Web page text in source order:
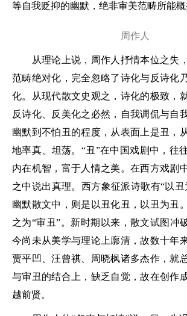
等自我贬抑的幽默，绝非审美范畴所能概
周作人
从理论上说，周作人抒情本位之失
范畴绝对化，完全忽略了诗化与反诗化
化。从现代散文史观之，诗化的极致，
反诗化、反美化之必然，自我调侃与自
幽默到不怕丑的程度，从表面上是丑，
地率真、坦荡。“丑”在中国戏剧中，往
内在机智，富于人情之美。在西方戏剧
之中说出真理。西方象征派诗歌有“以
幽默散文中，则是以丑化丑，以丑为丑
之为“审丑”。新时期以来，散文试图冲
今尚未从美学与理论上廓清，故数十年
贾平凹、汪曾祺、周晓枫诸多杰作，就
与审丑的结合上，缺乏自觉，故在创作
越前贤。